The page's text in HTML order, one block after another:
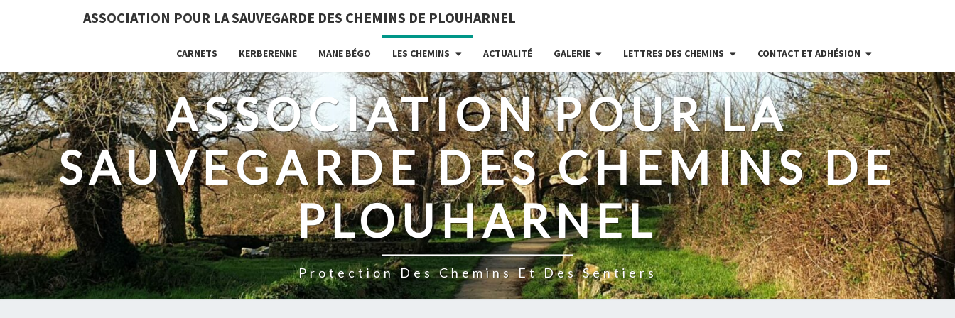
ASSOCIATION POUR LA SAUVEGARDE DES CHEMINS DE PLOUHARNEL
CARNETS KERBERENNE MANE BÉGO LES CHEMINS ACTUALITÉ GALERIE LETTRES DES CHEMINS CONTACT ET ADHÉSION
ASSOCIATION POUR LA
SAUVEGARDE DES CHEMINS DE
PLOUHARNEL
Protection Des Chemins Et Des Sentiers